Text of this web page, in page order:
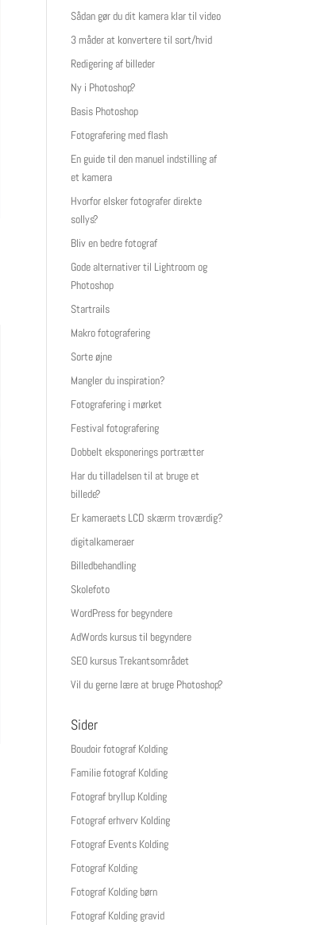
Sådan gør du dit kamera klar til video
3 måder at konvertere til sort/hvid
Redigering af billeder
Ny i Photoshop?
Basis Photoshop
Fotografering med flash
En guide til den manuel indstilling af
et kamera
Hvorfor elsker fotografer direkte
sollys?
Bliv en bedre fotograf
Gode alternativer til Lightroom og
Photoshop
Startrails
Makro fotografering
Sorte øjne
Mangler du inspiration?
Fotografering i mørket
Festival fotografering
Dobbelt eksponerings portrætter
Har du tilladelsen til at bruge et
billede?
Er kameraets LCD skærm troværdig?
digitalkameraer
Billedbehandling
Skolefoto
WordPress for begyndere
AdWords kursus til begyndere
SEO kursus Trekantsområdet
Vil du gerne lære at bruge Photoshop?
Sider
Boudoir fotograf Kolding
Familie fotograf Kolding
Fotograf bryllup Kolding
Fotograf erhverv Kolding
Fotograf Events Kolding
Fotograf Kolding
Fotograf Kolding børn
Fotograf Kolding gravid